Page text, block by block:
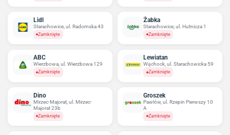
Lidl
Starachowice, ul. Radomska 43
Zamknięte
Żabka
Starachowice, ul. Hutnicza 1
Zamknięte
ABC
Wierzbowa, ul. Wierzbowa 129
Zamknięte
Lewiatan
Wąchock, ul. Starachowicka 59
Zamknięte
Dino
Mirzec-Majorat, ul. Mirzec-
Majorat 23b
Zamknięte
Groszek
Pawłów, ul. Rzepin Pierwszy 10
A
Zamknięte